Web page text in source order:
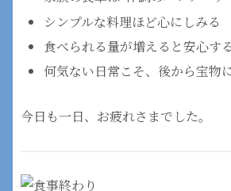
シンプルな料理ほど心にしみる
食べられる量が増えると安心する
何気ない日常こそ、後から宝物
今日も一日、お疲れさまでした。